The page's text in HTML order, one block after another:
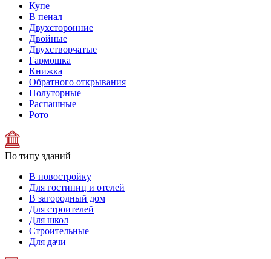
Купе
В пенал
Двухсторонние
Двойные
Двухстворчатые
Гармошка
Книжка
Обратного открывания
Полуторные
Распашные
Рото
По типу зданий
В новостройку
Для гостиниц и отелей
В загородный дом
Для строителей
Для школ
Строительные
Для дачи